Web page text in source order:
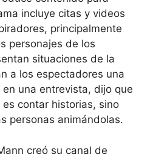
incluye citas y videos
principalmente
personajes de los
situaciones de la
a los espectadores una
una entrevista, dijo que
contar historias, sino
personas animándolas.
creó su canal de